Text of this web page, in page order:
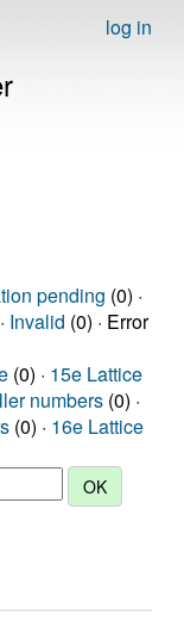
log in
pending (0) ·
Invalid (0) · Error
(0) · 15e Lattice
numbers (0) ·
(0) · 16e Lattice